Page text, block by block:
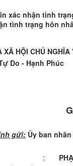
xác nhận tình
tình trạng hôn
XÃ HỘI CHỦ NGHĨA
Do - Hạnh Phúc
gửi: Ủy ban
là :